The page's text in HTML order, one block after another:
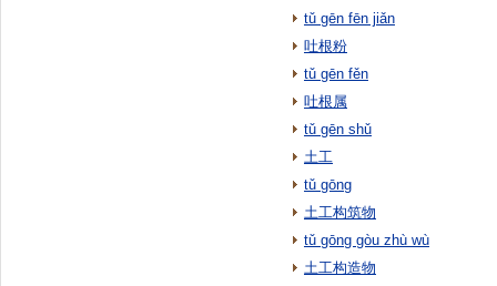
tǔ gēn fēn jiǎn
吐根粉
tǔ gēn fěn
吐根属
tǔ gēn shǔ
土工
tǔ gōng
土工构筑物
tǔ gōng gòu zhù wù
土工构造物